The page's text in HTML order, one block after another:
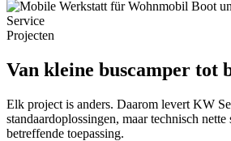
Projecten
Van kleine buscamper tot
Elk project is anders. Daarom levert KW
standaardoplossingen, maar technisch
betreffende toepassing.